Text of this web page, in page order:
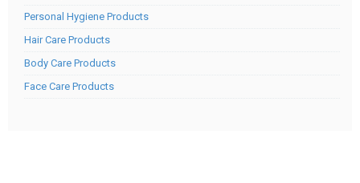
Personal Hygiene Products
Hair Care Products
Body Care Products
Face Care Products